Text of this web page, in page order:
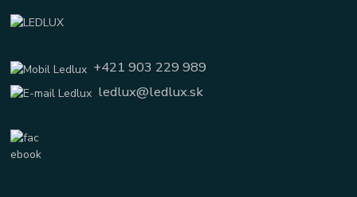
+421 903 229 989
ledlux@ledlux.sk